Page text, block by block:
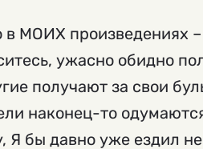
в МОИХ произведениях
ужасно обидно
получают за свои
наконец-то
бы давно уже ездил